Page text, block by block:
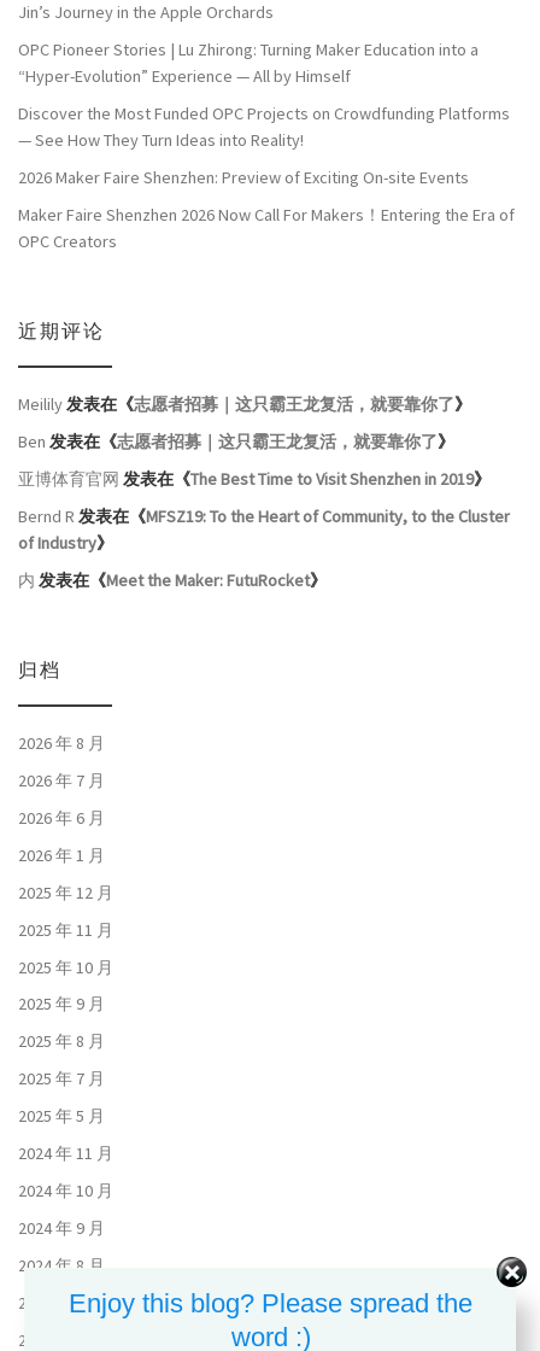
Jin’s Journey in the Apple Orchards
OPC Pioneer Stories | Lu Zhirong: Turning Maker Education into a
“Hyper-Evolution” Experience — All by Himself
Discover the Most Funded OPC Projects on Crowdfunding Platforms
— See How They Turn Ideas into Reality!
2026 Maker Faire Shenzhen: Preview of Exciting On-site Events
Maker Faire Shenzhen 2026 Now Call For Makers！Entering the Era of
OPC Creators
近期评论
Meilily发表在《志愿者招募｜这只霸王龙复活，就要靠你了》
Ben 发表在《志愿者招募｜这只霸王龙复活，就要靠你了》
亚博体育官网 发表在《The Best Time to Visit Shenzhen in 2019》
Bernd R 发表在《MFSZ19: To the Heart of Community, to the Cluster
of Industry》
内 发表在《Meet the Maker: FutuRocket》
归档
2026 年 8 月
2026 年 7 月
2026 年 6 月
2026 年 1 月
2025 年 12 月
2025 年 11 月
2025 年 10 月
2025 年 9 月
2025 年 8 月
2025 年 7 月
2025 年 5 月
2024 年 11 月
2024 年 10 月
2024 年 9 月
2024 年 8 月
2024 年 7 月
2024 年 6 月
Enjoy this blog? Please spread the
word :)